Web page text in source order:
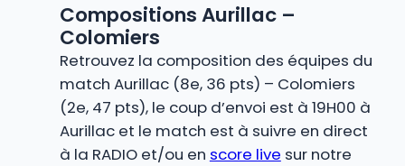
Compositions Aurillac –
Colomiers
Retrouvez la composition des équipes du
match Aurillac (8e, 36 pts) – Colomiers
(2e, 47 pts), le coup d’envoi est à 19H00 à
Aurillac et le match est à suivre en direct
à la RADIO et/ou en score live sur notre